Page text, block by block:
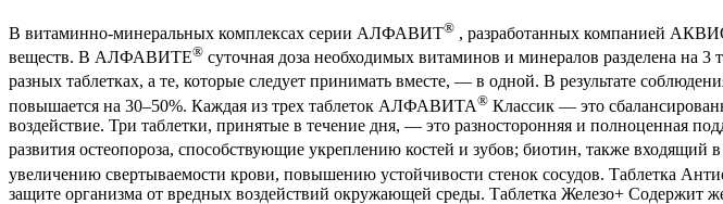
В витаминно-минеральных комплексах серии АЛФАВИТ® , разработанных компанией
веществ. В АЛФАВИТЕ® суточная доза необходимых витаминов и минералов разделена на
разных таблетках, а те, которые следует принимать вместе, — в одной. В результате
повышается на 30–50%. Каждая из трех таблеток АЛФАВИТА® Классик — это
воздействие. Три таблетки, принятые в течение дня, — это разносторонняя и полноценная
развития остеопороза, способствующие укреплению костей и зубов; биотин, также входящий
увеличению свертываемости крови, повышению устойчивости стенок сосудов. Таблетка
защите организма от вредных воздействий окружающей среды. Таблетка Железо+